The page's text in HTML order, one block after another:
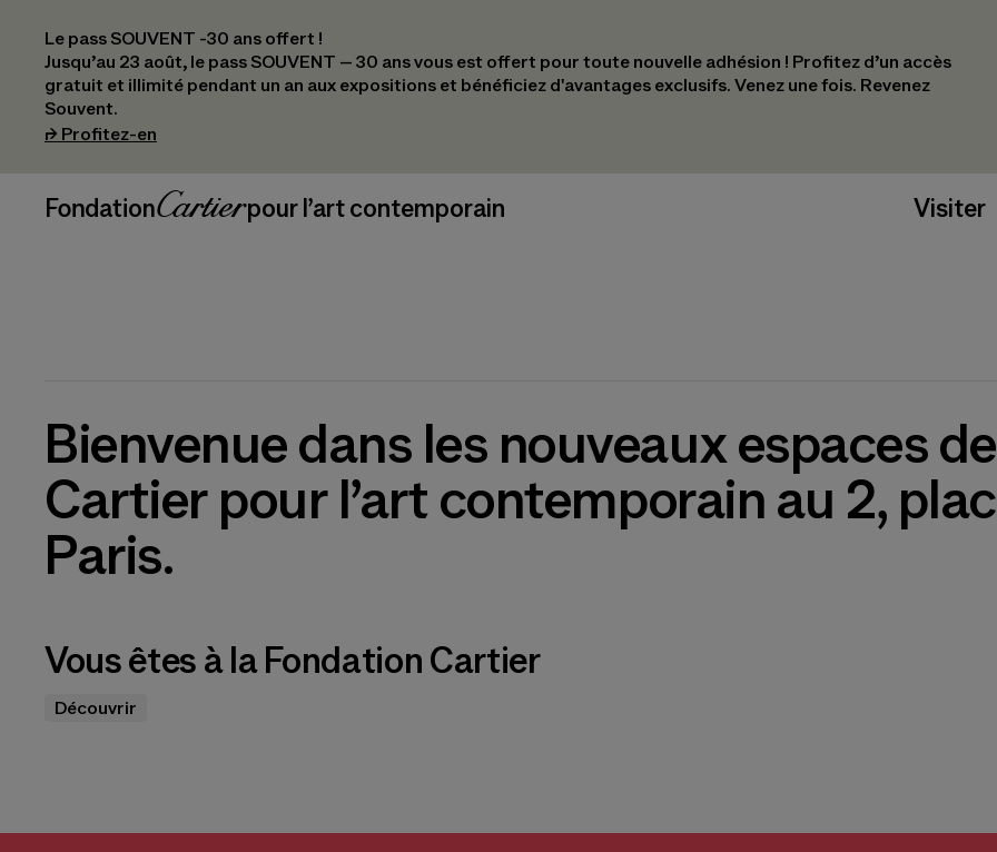
Le pass SOUVENT -30 ans offert !
Jusqu’au 23 août, le pass SOUVENT – 30 ans vous est offert pour toute nouvelle adhésion !​ Profitez d’un accès
gratuit et illimité pendant un an aux expositions et bénéficiez d'avantages exclusifs.​ Venez une fois. Revenez
Souvent.
⮣ Profitez-en
_logoFondation Cartier
pour l’art contemporain Visiter
Bienvenue dans les nouveaux espaces
Cartier pour l’art contemporain au 2,
Paris.
Vous êtes à la Fondation Cartier
Découvrir